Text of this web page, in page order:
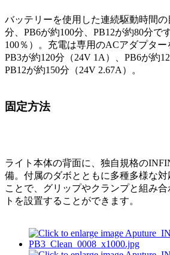
バッテリーを使用した連続駆動時間の
分、PB6が約100分、PB12が約80分で
100％）。充電は専用のACアダプタ
PB3が約120分（24V 1A）、PB6が約
PB12が約150分（24V 2.67A）。
固定方法
ライト本体の背面に、独自規格の
備。付属のダボとともに多種多様な
ことで、グリップやクランプと組み
トを設置することができます。